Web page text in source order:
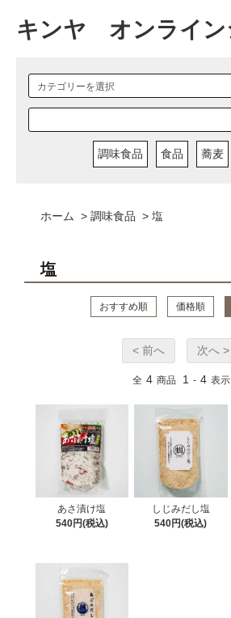
キンヤ オンライン
調味食品 食品 蕎麦
ホーム > 調味食品 > 塩
塩
おすすめ順 価格順
< 前へ 次へ >
全 4 商品 1 - 4 表示
あさ漬け塩
540円(税込)
しじみだし塩
540円(税込)